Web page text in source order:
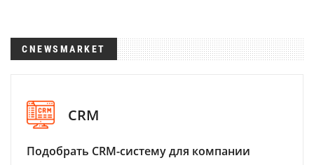
CNEWSMARKET
CRM
Подобрать CRM-систему для компании